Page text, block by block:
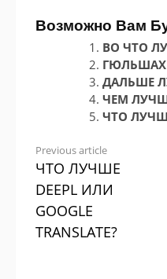
Возможно Вам
ВО ЧТО
ГЮЛЬШАХ
ДАЛЬШЕ
ЧЕМ
ЧТО
Continue
Reading
Previous article
ЧТО ЛУЧШЕ
DEEPL ИЛИ
GOOGLE
TRANSLATE?